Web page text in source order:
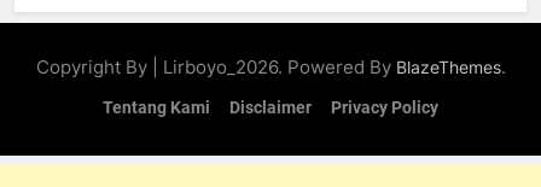
7
Lirboyo Bahas Metode
Ahlusunnah dalam
POJOK LIRBOYO
Copyright By | Lirboyo_2026. Powered By BlazeThemes.
Tentang Kami Disclaimer Privacy Policy